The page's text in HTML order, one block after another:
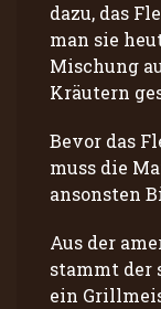
dazu, das
man sie
Mischung
Kräutern
Bevor das
muss die
ansonsten
Aus der
stammt der
ein